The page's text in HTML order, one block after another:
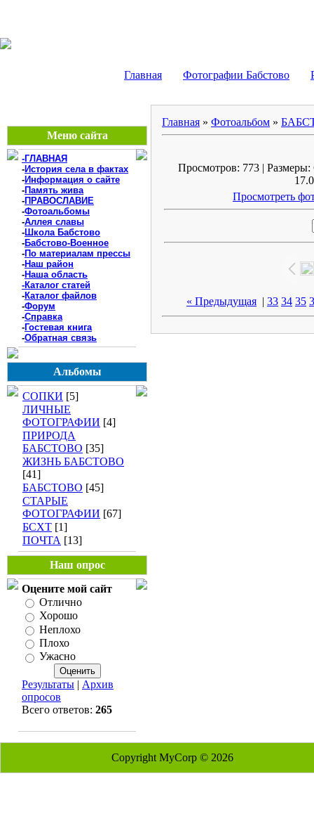
Главная Фотографии Бабстово
Меню сайта
-ГЛАВНАЯ
-История села в фактах
-Информация о сайте
-Память жива
-ПРАВОСЛАВИЕ
-Фотоальбомы
-Аллея славы
-Школа Бабстово
-Бабстово-Военное
-По материалам прессы
-Наш район
-Наша область
-Каталог статей
-Каталог файлов
-Форум
-Справка
-Гостевая книга
-Обратная связь
Альбомы
СОПКИ [5]
ЛИЧНЫЕ
ФОТОГРАФИИ [4]
ПРИРОДА
БАБСТОВО [35]
ЖИЗНЬ БАБСТОВО
[41]
БАБСТОВО [45]
СТАРЫЕ
ФОТОГРАФИИ [67]
БСХТ [1]
ПОЧТА [13]
Наш опрос
Оцените мой сайт
Отлично
Хорошо
Неплохо
Плохо
Ужасно
Результаты | Архив
опросов
Всего ответов: 265
Главная » Фотоальбом »
Просмотров: 773 |
Просмотреть
« Предыдущая | 33 34 35
Copyright MyCorp © 2026